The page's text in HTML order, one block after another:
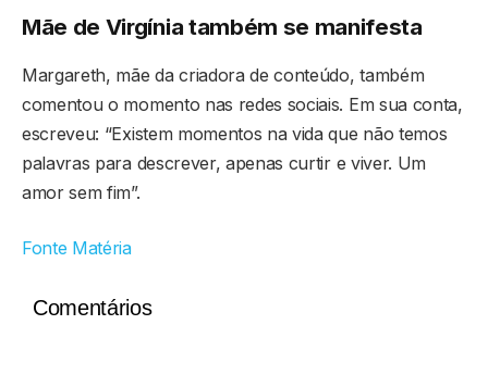
Mãe de Virgínia também se manifesta
Margareth, mãe da criadora de conteúdo, também
comentou o momento nas redes sociais. Em sua conta,
escreveu: “Existem momentos na vida que não temos
palavras para descrever, apenas curtir e viver. Um
amor sem fim”.
Fonte Matéria
Comentários